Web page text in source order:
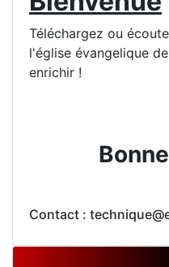
Téléchargez ou
l'église évangelique
enrichir !
Contact :